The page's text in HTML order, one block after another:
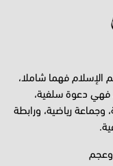
الإسلام فهما شاملا،
فهي دعوة سلفية،
رياضية، ورابطة